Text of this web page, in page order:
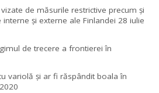
de măsurile restrictive precum și
și externe ale Finlandei 28 iulie
de trecere a frontierei în
variolă şi ar fi răspândit boala în